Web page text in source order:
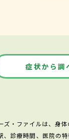
症状から調
ズ・ファイルは、身
、診療時間、医院の